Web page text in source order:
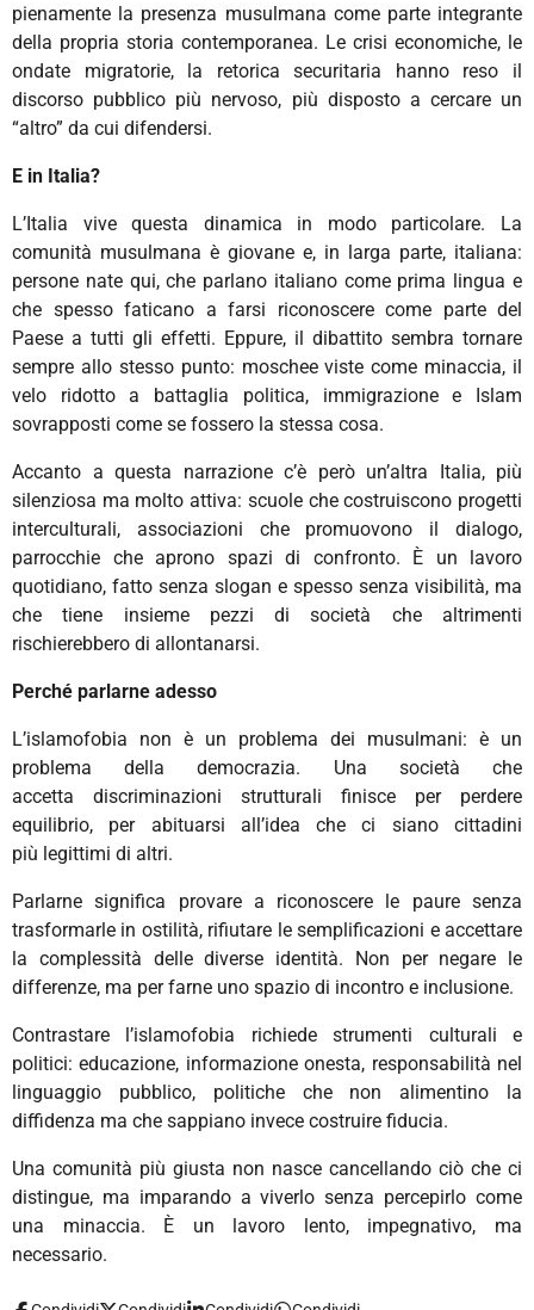
pienamente la presenza musulmana come parte integrante
della propria storia contemporanea. Le crisi economiche, le
ondate migratorie, la retorica securitaria hanno reso il
discorso pubblico più nervoso, più disposto a cercare un
“altro” da cui difendersi.
E in Italia?
L’Italia vive questa dinamica in modo particolare. La
comunità musulmana è giovane e, in larga parte, italiana:
persone nate qui, che parlano italiano come prima lingua e
che spesso faticano a farsi riconoscere come parte del
Paese a tutti gli effetti. Eppure, il dibattito sembra tornare
sempre allo stesso punto: moschee viste come minaccia, il
velo ridotto a battaglia politica, immigrazione e Islam
sovrapposti come se fossero la stessa cosa.
Accanto a questa narrazione c’è però un’altra Italia, più
silenziosa ma molto attiva: scuole che costruiscono progetti
interculturali, associazioni che promuovono il dialogo,
parrocchie che aprono spazi di confronto. È un lavoro
quotidiano, fatto senza slogan e spesso senza visibilità, ma
che tiene insieme pezzi di società che altrimenti
rischierebbero di allontanarsi.
Perché parlarne adesso
L’islamofobia non è un problema dei musulmani: è un
problema della democrazia. Una società che
accetta discriminazioni strutturali finisce per perdere
equilibrio, per abituarsi all’idea che ci siano cittadini
più legittimi di altri.
Parlarne significa provare a riconoscere le paure senza
trasformarle in ostilità, rifiutare le semplificazioni e accettare
la complessità delle diverse identità. Non per negare le
differenze, ma per farne uno spazio di incontro e inclusione.
Contrastare l’islamofobia richiede strumenti culturali e
politici: educazione, informazione onesta, responsabilità nel
linguaggio pubblico, politiche che non alimentino la
diffidenza ma che sappiano invece costruire fiducia.
Una comunità più giusta non nasce cancellando ciò che ci
distingue, ma imparando a viverlo senza percepirlo come
una minaccia. È un lavoro lento, impegnativo, ma
necessario.